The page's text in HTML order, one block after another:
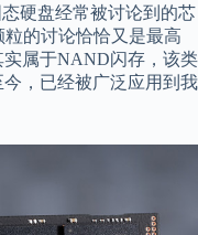
硬盘经常被讨论到的芯
的讨论恰恰又是最高
属于NAND闪存，该类
，已经被广泛应用到我